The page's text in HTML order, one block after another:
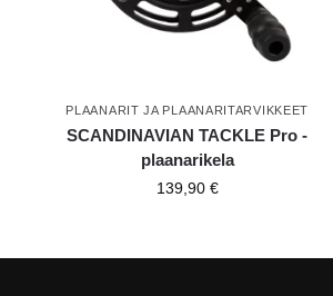
PLAANARIT JA PLAANARITARVIKKEET
SCANDINAVIAN TACKLE Pro -
plaanarikela
139,90 €